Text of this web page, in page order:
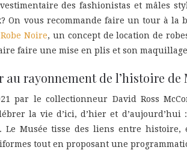
des fashionistas et mâles
On vous recommande faire un tour à la
Noire, un concept de location de
faire une mise en plis et son
au rayonnement de l’histoire de
par le collectionneur David Ross
la vie d’ici, d’hier et d’aujourd’hui
Le Musée tisse des liens entre
tout en proposant une